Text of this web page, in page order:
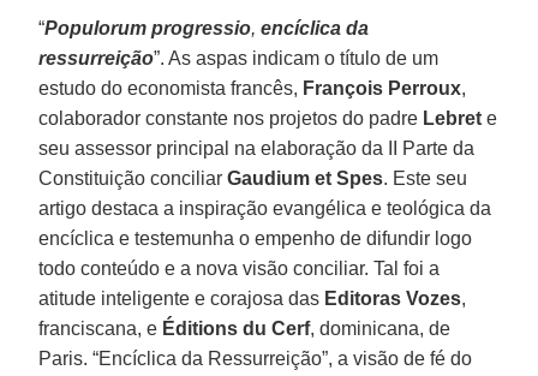
“Populorum progressio,encíclica da
ressurreição”. As aspas indicam o título de um
estudo do economista francês, François Perroux,
colaborador constante nos projetos do padre Lebret e
seu assessor principal na elaboração da II Parte da
Constituição conciliarGaudium et Spes. Este seu
artigo destaca a inspiração evangélica e teológica da
encíclica e testemunha o empenho de difundir logo
todo conteúdo e a nova visão conciliar. Tal foi a
atitude inteligente e corajosa das Editoras Vozes,
franciscana, e Éditions du Cerf, dominicana, de
Paris. “Encíclica da Ressurreição”, a visão de fé do